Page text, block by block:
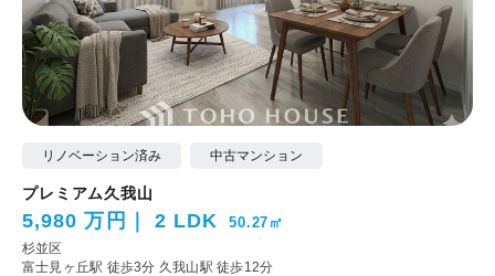
リノベーション済み 中古マンション
プレミアム久我山
5,980 万円 2 LDK 50.27㎡
杉並区
富士見ヶ丘駅 徒歩3分 久我山駅 徒歩12分